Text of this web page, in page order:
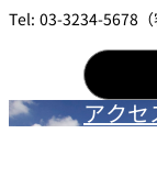
Tel: 03-3234-5678（
アクセ